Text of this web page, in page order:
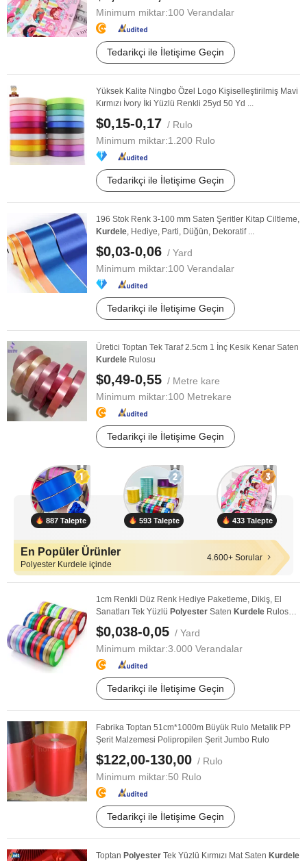
Minimum miktar:100 Verandalar
Tedarikçi ile İletişime Geçin
Yüksek Kalite Ningbo Özel Logo Kişiselleştirilmiş Mavi
Kırmızı İvory İki Yüzlü Renkli 25yd 50 Yd ...
$0,15-0,17 / Rulo
Minimum miktar:1.200 Rulo
Tedarikçi ile İletişime Geçin
196 Stok Renk 3-100 mm Saten Şeritler Kitap Ciltleme,
Kurdele, Hediye, Parti, Düğün, Dekoratif ...
$0,03-0,06 / Yard
Minimum miktar:100 Verandalar
Tedarikçi ile İletişime Geçin
Üretici Toptan Tek Taraf 2.5cm 1 İnç Kesik Kenar Saten
Kurdele Rulosu
$0,49-0,55 / Metre kare
Minimum miktar:100 Metrekare
Tedarikçi ile İletişime Geçin
887 Talepte 593 Talepte 433 Talepte
En Popüler Ürünler
Polyester Kurdele içinde
4.600+ Sorular
1cm Renkli Düz Renk Hediye Paketleme, Dikiş, El
Sanatları Tek Yüzlü Polyester Saten Kurdele Rulosu
...
$0,038-0,05 / Yard
Minimum miktar:3.000 Verandalar
Tedarikçi ile İletişime Geçin
Fabrika Toptan 51cm*1000m Büyük Rulo Metalik PP
Şerit Malzemesi Polipropilen Şerit Jumbo Rulo
$122,00-130,00 / Rulo
Minimum miktar:50 Rulo
Tedarikçi ile İletişime Geçin
Toptan Polyester Tek Yüzlü Kırmızı Mat Saten Kurdele